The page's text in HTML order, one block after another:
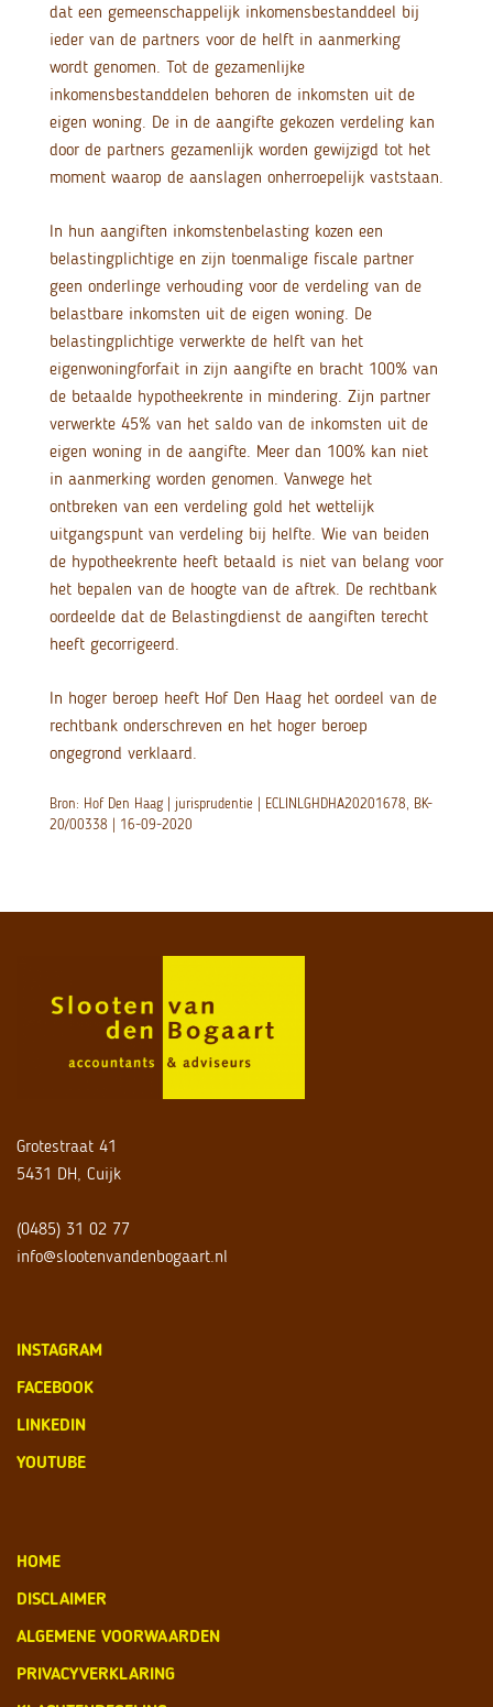
dat een gemeenschappelijk inkomensbestanddeel bij
ieder van de partners voor de helft in aanmerking
wordt genomen. Tot de gezamenlijke
inkomensbestanddelen behoren de inkomsten uit de
eigen woning. De in de aangifte gekozen verdeling kan
door de partners gezamenlijk worden gewijzigd tot het
moment waarop de aanslagen onherroepelijk vaststaan.
In hun aangiften inkomstenbelasting kozen een
belastingplichtige en zijn toenmalige fiscale partner
geen onderlinge verhouding voor de verdeling van de
belastbare inkomsten uit de eigen woning. De
belastingplichtige verwerkte de helft van het
eigenwoningforfait in zijn aangifte en bracht 100% van
de betaalde hypotheekrente in mindering. Zijn partner
verwerkte 45% van het saldo van de inkomsten uit de
eigen woning in de aangifte. Meer dan 100% kan niet
in aanmerking worden genomen. Vanwege het
ontbreken van een verdeling gold het wettelijk
uitgangspunt van verdeling bij helfte. Wie van beiden
de hypotheekrente heeft betaald is niet van belang voor
het bepalen van de hoogte van de aftrek. De rechtbank
oordeelde dat de Belastingdienst de aangiften terecht
heeft gecorrigeerd.
In hoger beroep heeft Hof Den Haag het oordeel van de
rechtbank onderschreven en het hoger beroep
ongegrond verklaard.
Bron: Hof Den Haag | jurisprudentie | ECLINLGHDHA20201678, BK-
20/00338 | 16-09-2020
Grotestraat 41
5431 DH, Cuijk
(0485) 31 02 77
info@slootenvandenbogaart.nl
INSTAGRAM
FACEBOOK
LINKEDIN
YOUTUBE
HOME
DISCLAIMER
ALGEMENE VOORWAARDEN
PRIVACYVERKLARING